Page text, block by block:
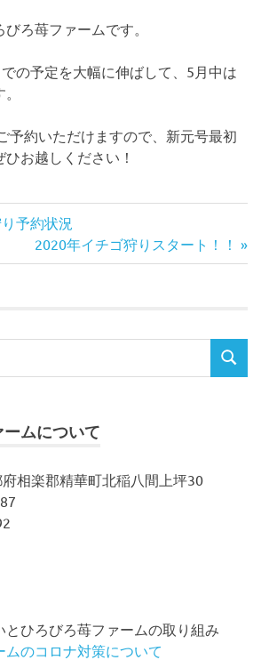
ろ苺ファームです。
の予定を大幅に伸ばして、5月中は
予約いただけますので、新元号最初
お越しください！
予約状況
次
の
2020年イチゴ狩りスタート！！
検
ムについて
相楽郡精華町北稲八間上坪30
とひろびろ苺ファームの取り組み
のコロナ対策について